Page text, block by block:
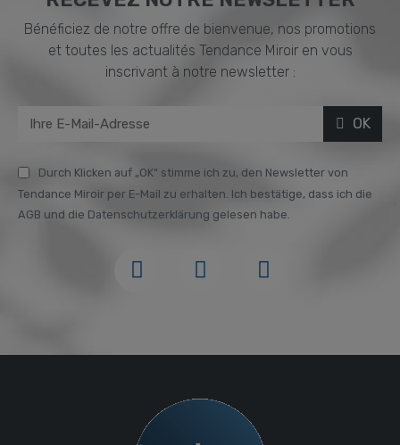
Bénéficiez de notre offre de bienvenue, nos promotions
et toutes les actualités Tendance Miroir en vous
inscrivant à notre newsletter :
OK
Durch Klicken auf „OK“ stimme ich zu, den Newsletter von
Tendance Miroir per E-Mail zu erhalten. Ich bestätige, dass ich die
AGB und die Datenschutzerklärung gelesen habe.